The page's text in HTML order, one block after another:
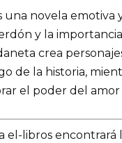
una novela
y la
crea
de la historia,
el poder del amor
libros encontrará